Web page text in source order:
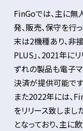
FinGoでは、主に無
発、販売、保守を行
末は2機種あり、非
PLUS」、2021年に
ずれの製品も電子マ
決済が提供可能です
また2022年には、
をリリース致しま
となっており、主